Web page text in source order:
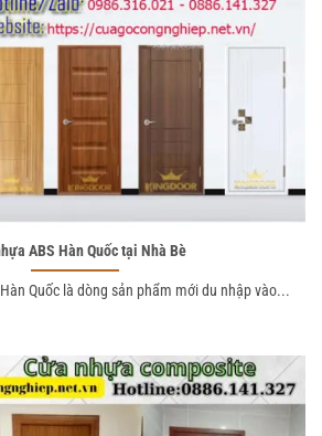
ABS Hàn Quốc tại Nhà Bè
Quốc là dòng sản phẩm mới du nhập vào...